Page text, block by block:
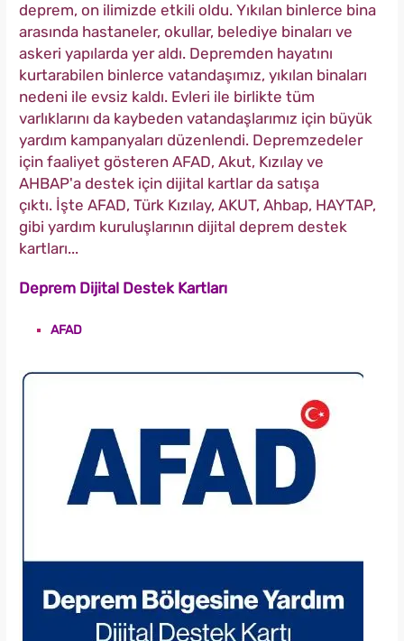
deprem, on ilimizde etkili oldu. Yıkılan binlerce bina
arasında hastaneler, okullar, belediye binaları ve
askeri yapılarda yer aldı. Depremden hayatını
kurtarabilen binlerce vatandaşımız, yıkılan binaları
nedeni ile evsiz kaldı. Evleri ile birlikte tüm
varlıklarını da kaybeden vatandaşlarımız için büyük
yardım kampanyaları düzenlendi. Depremzedeler
için faaliyet gösteren AFAD, Akut, Kızılay ve
AHBAP'a destek için dijital kartlar da satışa
çıktı. İşte AFAD, Türk Kızılay, AKUT, Ahbap, HAYTAP,
gibi yardım kuruluşlarının dijital deprem destek
kartları...
Deprem Dijital Destek Kartları
AFAD